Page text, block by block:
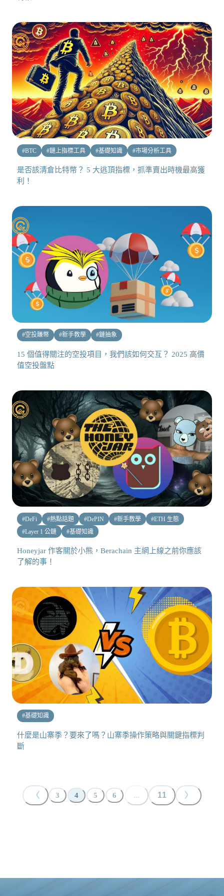
#BTC #鏈上指標工具 #基礎知識 #市場分析工具
是否該清倉比特幣？ 5 大逃頂指標，抓準賣出時機最高獲
利！
#空投賺幣 #新手教學 #鏈抽象
15 個值得關注的空投項目，我們該如何交互？ 2025 高價
值空投盤點
#DeFi #熱點話題 #DePIN #新手教學 #ETH 生態
#Layer 1 公鏈 #基礎知識
Honeyjar 作客關於小熊，Berachain 主網上線之前你應該
了解的事！
#基礎知識
什麼是山寨季？要來了嗎？山寨季操作策略與關鍵指標判
斷
〈 3 4 5 6 ... 11 〉